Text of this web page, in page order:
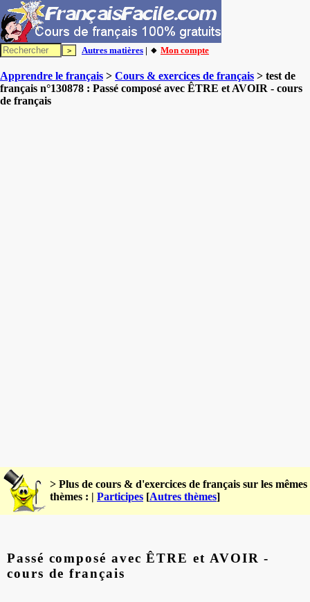
Autres matières | 🔸 Mon compte
Apprendre le français > Cours & exercices de français > test de
français n°130878 : Passé composé avec ÊTRE et AVOIR - cours
de français
> Plus de cours & d'exercices de français sur les mêmes
thèmes : | Participes [Autres thèmes]
Passé composé avec ÊTRE et AVOIR -
cours de français